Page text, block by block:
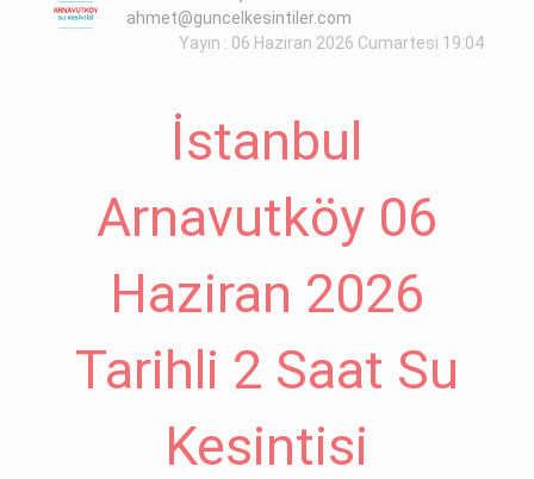
ahmet@guncelkesintiler.com
Yayın : 06 Haziran 2026 Cumartesi 19:04
İstanbul
Arnavutköy 06
Haziran 2026
Tarihli 2 Saat Su
Kesintisi